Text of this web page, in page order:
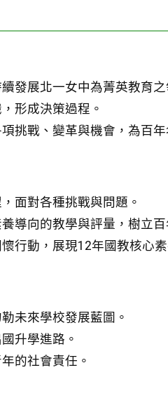
發展北一女中為菁英教育之
形成決策過程。
挑戰、變革與機會，為百
面對各種挑戰與問題。
導向的教學與評量，樹立百
行動，展現12年國教核心素
未來學校發展藍圖。
升學進路。
的社會責任。